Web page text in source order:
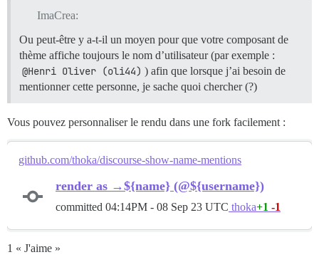
ImaCrea:
Ou peut-être y a-t-il un moyen pour que votre composant de
thème affiche toujours le nom d’utilisateur (par exemple :
@Henri Oliver (oli44) ) afin que lorsque j’ai besoin de
mentionner cette personne, je sache quoi chercher (?)
Vous pouvez personnaliser le rendu dans une fork facilement :
github.com/thoka/discourse-show-name-mentions
render as →${name} (@${username})
committed 04:14PM - 08 Sep 23 UTC thoka+1 -1
1 « J'aime »